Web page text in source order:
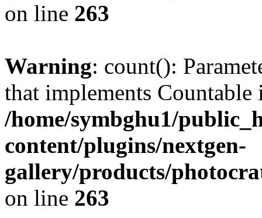
on line 263
Warning: count():
that implements Countable
/home/symbghu1/
content/plugins/nextgen-
gallery/products/
on line 263